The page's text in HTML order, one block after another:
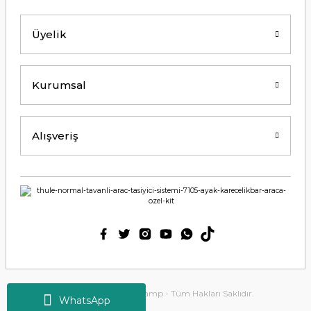
WhatsApp
tavsiye ederim. Gayet ilgili ve
açıklayıcı bir şekilde benimle
Teşekkürler ilgi alaka süper.
Thetford tuvalet kimyasalını başka
ürün kullanmış biri olarak tek
sabah ürün elime ulaştı. Teşekkür
Deneyimini Paylaş
Üyelik
Kurumsal
Alışveriş
2025 Copyright Tirolcamp - Tüm Hakları Saklıdır.